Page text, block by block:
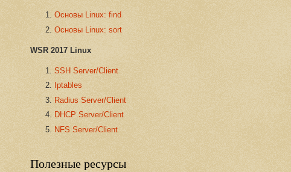
Основы Linux: find
Основы Linux: sort
WSR 2017 Linux
SSH Server/Client
Iptables
Radius Server/Client
DHCP Server/Client
NFS Server/Client
Полезные ресурсы